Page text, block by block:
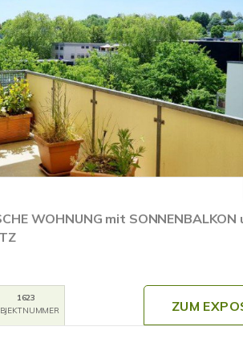
WOHNUNG mit SONNENBALKON
1623
ZUM